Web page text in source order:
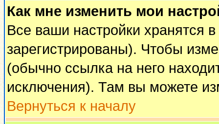
Как мне изменить мои
Все ваши настройки хранятся
зарегистрированы). Чтобы
(обычно ссылка на него
исключения). Там вы можете
Вернуться к началу